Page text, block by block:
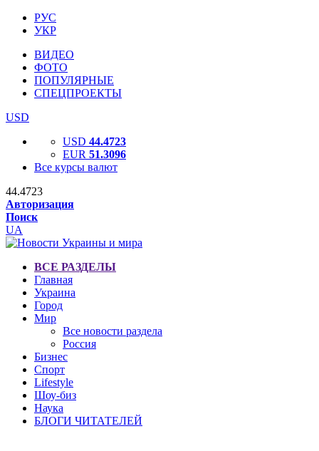
РУС
УКР
ВИДЕО
ФОТО
ПОПУЛЯРНЫЕ
СПЕЦПРОЕКТЫ
USD
USD 44.4723
EUR 51.3096
Все курсы валют
44.4723
Авторизация
Поиск
UA
ВСЕ РАЗДЕЛЫ
Главная
Украина
Город
Мир
Все новости раздела
Россия
Бизнес
Спорт
Lifestyle
Шоу-биз
Наука
БЛОГИ ЧИТАТЕЛЕЙ